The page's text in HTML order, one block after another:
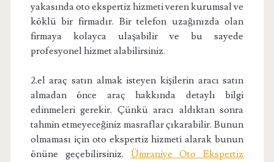
yakasında oto ekspertiz hizmeti veren kurumsal ve
köklü bir firmadır. Bir telefon uzağınızda olan
firmaya kolayca ulaşabilir ve bu sayede
profesyonel hizmet alabilirsiniz.
2.el araç satın almak isteyen kişilerin aracı satın
almadan önce araç hakkında detaylı bilgi
edinmeleri gerekir. Çünkü aracı aldıktan sonra
tahmin etmeyeceğiniz masraflar çıkarabilir. Bunun
olmaması için oto ekspertiz hizmeti alarak bunun
önüne geçebilirsiniz. Ümraniye Oto Ekspertiz